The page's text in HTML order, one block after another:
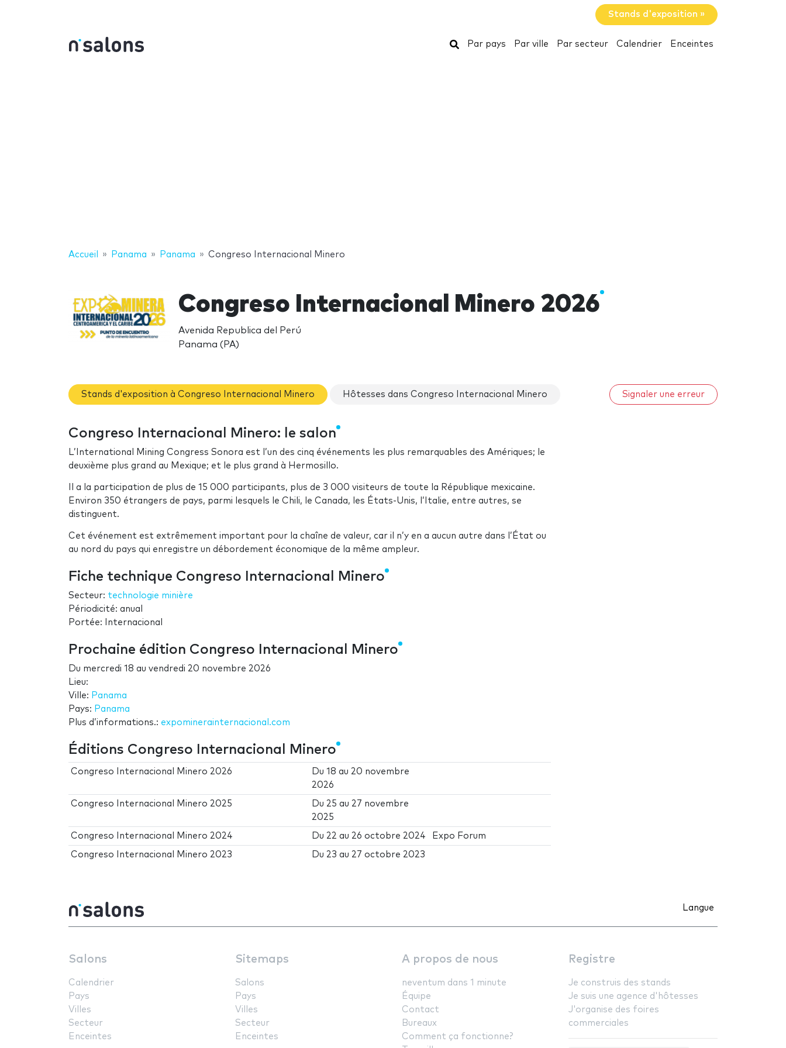
Stands d'exposition »
Rechercher
Par pays Par ville Par secteur Calendrier Enceintes
Accueil Panama Panama Congreso Internacional Minero
Congreso Internacional Minero 2026
Avenida Republica del Perú
Panama (PA)
Stands d'exposition à Congreso Internacional Minero Hôtesses dans Congreso Internacional Minero Signaler une erreur
Congreso Internacional Minero: le salon
L’International Mining Congress Sonora est l’un des cinq événements les plus remarquables des Amériques; le
deuxième plus grand au Mexique; et le plus grand à Hermosillo.
Il a la participation de plus de 15 000 participants, plus de 3 000 visiteurs de toute la République mexicaine.
Environ 350 étrangers de pays, parmi lesquels le Chili, le Canada, les États-Unis, l’Italie, entre autres, se
distinguent.
Cet événement est extrêmement important pour la chaîne de valeur, car il n’y en a aucun autre dans l’État ou
au nord du pays qui enregistre un débordement économique de la même ampleur.
Fiche technique Congreso Internacional Minero
Secteur: technologie minière
Périodicité: anual
Portée: Internacional
Prochaine édition Congreso Internacional Minero
Du mercredi 18 au vendredi 20 novembre 2026
Lieu:
Ville: Panama
Pays: Panama
Plus d’informations.: expominerainternacional.com
Éditions Congreso Internacional Minero
Congreso Internacional Minero 2026 Du18 au 20 novembre
2026
Congreso Internacional Minero 2025 Du 25 au 27 novembre
2025
Congreso Internacional Minero 2024 Du 22 au 26 octobre 2024 Expo Forum
Congreso Internacional Minero 2023 Du 23 au 27 octobre 2023
Langue
Salons
Calendrier
Pays
Villes
Secteur
Enceintes
Sitemaps
Salons
Pays
Villes
Secteur
Enceintes
A propos de nous
neventum dans 1 minute
Équipe
Contact
Bureaux
Comment ça fonctionne?
Registre
Je construis des stands
Je suis une agence d'hôtesses
J'organise des foires
commerciales